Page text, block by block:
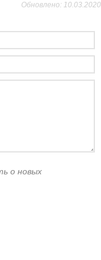
Обновлено: 10.03.2020
о новых